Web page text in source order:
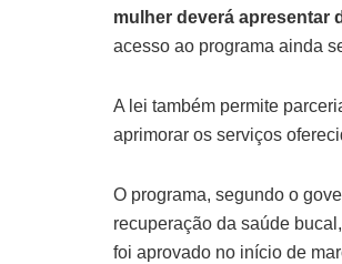
mulher deverá apresentar
acesso ao programa ainda
A lei também permite
aprimorar os serviços
O programa, segundo o
recuperação da saúde bucal,
foi aprovado no início de